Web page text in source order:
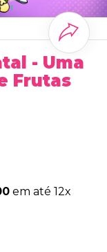
- Uma
Frutas
em até 12x